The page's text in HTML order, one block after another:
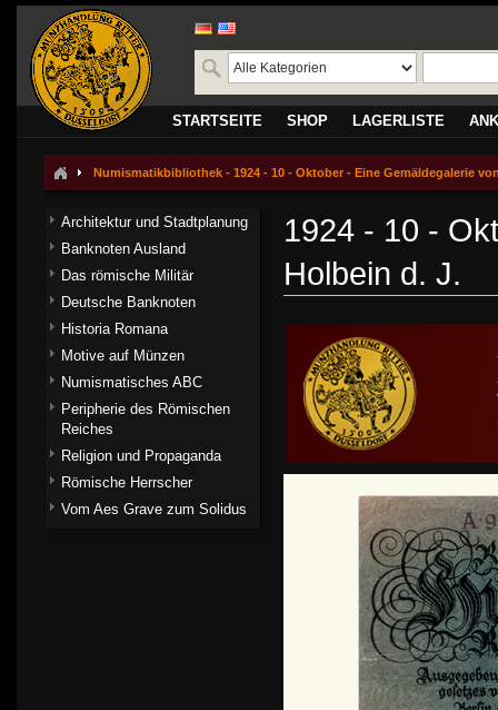
STARTSEITE SHOP LAGERLISTE
Numismatikbibliothek - 1924 - 10 - Oktober - Eine Gemäldegalerie
1924 - 10 -
Holbein d. J.
Architektur und Stadtplanung
Banknoten Ausland
Das römische Militär
Deutsche Banknoten
Historia Romana
Motive auf Münzen
Numismatisches ABC
Peripherie des Römischen
Reiches
Religion und Propaganda
Römische Herrscher
Vom Aes Grave zum Solidus